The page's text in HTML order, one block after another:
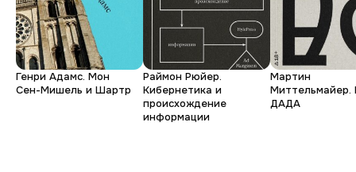
Генри Адамс. Мон
Сен-Мишель и Шартр
Раймон Рюйер.
Кибернетика и
происхождение
информации
Мартин
Миттельмайер.
ДАДА
Настоящее
Масштабная
Денис
Шулепов.
Практика
ностальгии
Ирина
Молодая
Коллективность.
Виталий
за
тем,